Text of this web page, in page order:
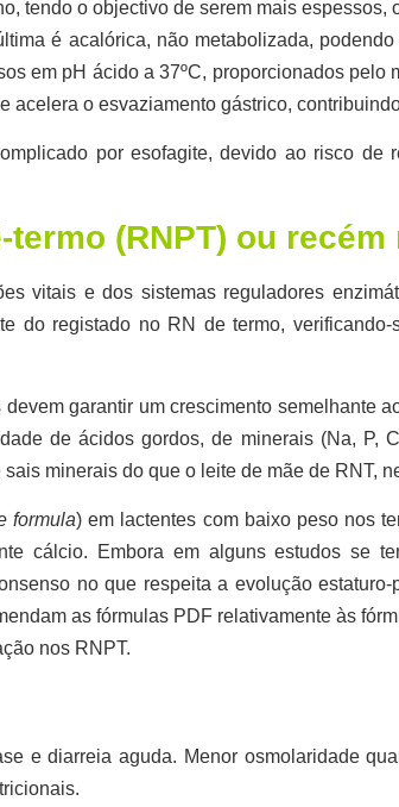
tendo o objectivo de serem mais
é acalórica, não metabolizada,
em pH ácido a 37ºC, proporcionados
acelera o esvaziamento gástrico,
por esofagite, devido ao risco de
(RNPT) ou
vitais e dos sistemas reguladores
do registado no RN de termo,
garantir um crescimento semelhante
de ácidos gordos, de minerais (Na, P,
minerais do que o leite de mãe de RNT,
formula) em lactentes com baixo peso nos
cálcio. Embora em alguns estudos se
no que respeita a evolução
as fórmulas PDF relativamente às
nos RNPT.
e diarreia aguda. Menor osmolaridade